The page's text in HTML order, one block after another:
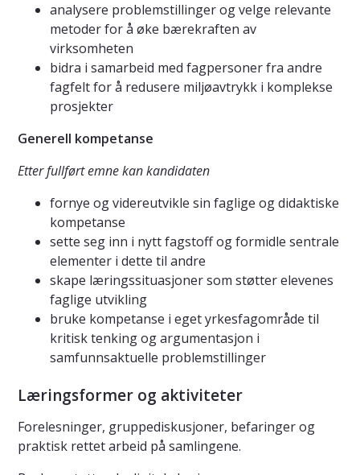
analysere problemstillinger og velge relevante
metoder for å øke bærekraften av
virksomheten
bidra i samarbeid med fagpersoner fra andre
fagfelt for å redusere miljøavtrykk i komplekse
prosjekter
Generell kompetanse
Etter fullført emne kan kandidaten
fornye og videreutvikle sin faglige og didaktiske
kompetanse
sette seg inn i nytt fagstoff og formidle sentrale
elementer i dette til andre
skape læringssituasjoner som støtter elevenes
faglige utvikling
bruke kompetanse i eget yrkesfagområde til
kritisk tenking og argumentasjon i
samfunnsaktuelle problemstillinger
Læringsformer og aktiviteter
Forelesninger, gruppediskusjoner, befaringer og
praktisk rettet arbeid på samlingene.